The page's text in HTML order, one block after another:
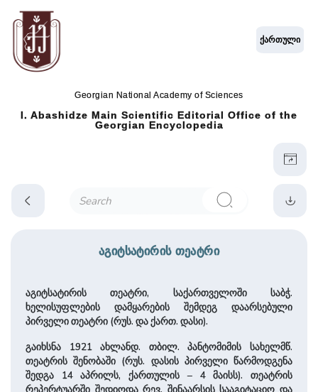
Georgian National Academy of Sciences
I. Abashidze Main Scientific Editorial Office of the
Georgian Encyclopedia
ქართული
აგიტსატირის თეატრი
აგიტსატირის თეატრი, საქართველოში საბჭ.
ხელისუფლების დამყარების შემდეგ დაარსებული
პირველი თეატრი (რუს. და ქართ. დასი).
გაიხსნა 1921 ახლანდ. თბილ. პანტომიმის სახელმწ.
თეატრის შენობაში (რუს. დასის პირველი წარმოდგენა
შედგა 14 აპრილს, ქართულის – 4 მაისს). თეატრის